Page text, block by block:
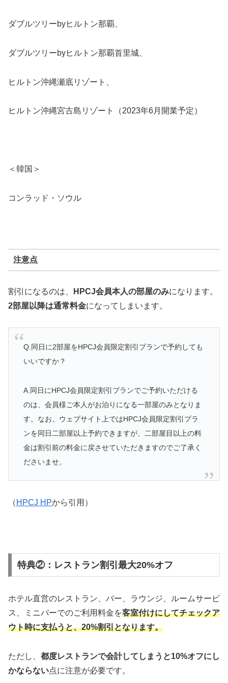
ダブルツリーbyヒルトン那覇、
ダブルツリーbyヒルトン那覇首里城、
ヒルトン沖縄瀬底リゾート、
ヒルトン沖縄宮古島リゾート（2023年6月開業予定）
＜韓国＞
コンラッド・ソウル
注意点
割引になるのは、 HPCJ会員本人の部屋のみになります。
2部屋以降は通常料金になってしまいます。
Q.同日に2部屋をHPCJ会員限定割引プランで予約しても
いいですか？
A. 同日にHPCJ会員限定割引プランでご予約いただける
のは、会員様ご本人がお泊りになる一部屋のみとなりま
す。なお、ウェブサイト上ではHPCJ会員限定割引プラ
ンを同日二部屋以上予約できますが、二部屋目以上の料
金は割引前の料金に戻させていただきますのでご了承く
ださいませ。
（ HPCJ HPから引用）
特典②：レストラン割引最大20%オフ
ホテル直営のレストラン、バー、ラウンジ、ルームサービ
ス、ミニバーでのご利用料金を客室付けにしてチェックア
ウト時に支払うと、20%割引となります。
ただし、 都度レストランで会計してしまうと10%オフにし
かならない点に注意が必要です。